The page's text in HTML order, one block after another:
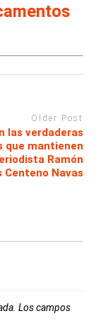
Older Post
las verdaderas
que mantienen
Ramón
Centeno Navas
Los campos